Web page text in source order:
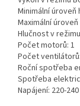
Minimální
Maximální
Hlučnost v
Počet motorů: 1
Počet ventilátorů:
Roční spotřeba
Spotřeba
Napájení: 220-